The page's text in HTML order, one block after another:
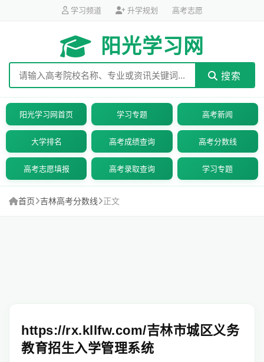
学习频道 升学规划 高考志愿
阳光学习网
搜索
阳光学习网首页 学习专题 高考新闻
大学排名 高考成绩查询 高考分数线
高考志愿填报 高考录取查询 学习专题
首页 吉林高考分数线 正文
https://rx.kllfw.com/吉林市城区义务
教育招生入学管理系统